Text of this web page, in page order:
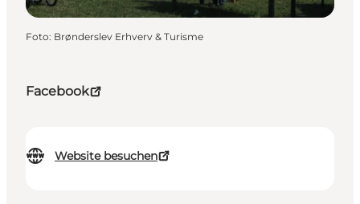
Facebook
Website besuchen
Foto: Brønderslev Erhverv & Turisme